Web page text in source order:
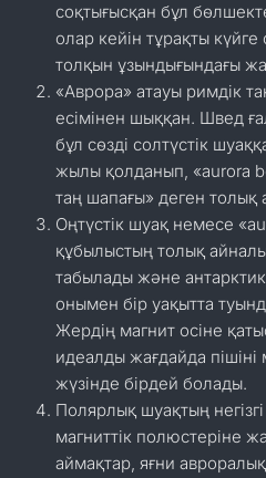
соқтығысқан бұл
олар кейін тұрақты күйге
толқын ұзындығындағы
«Аврора» атауы римдік
есімінен шыққан. Швед
бұл сөзді солтүстік
жылы қолданып, «aurora
таң шапағы» деген толық
Оңтүстік шуақ немесе
құбылыстың толық
табылады және
онымен бір уақытта
Жердің магнит осіне
идеалды жағдайда пішіні
жүзінде бірдей болады.
Полярлық шуақтың
магниттік полюстеріне
аймақтар, яғни